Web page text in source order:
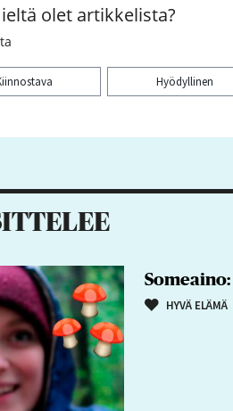
olet artikkelista?
Hyödyllinen
HYVÄ ELÄMÄ